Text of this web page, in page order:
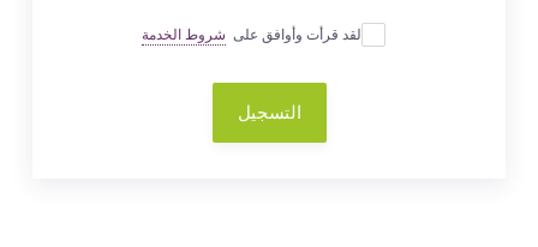
لقد قرأت وأوافق علىشروط الخدمة
التسجيل